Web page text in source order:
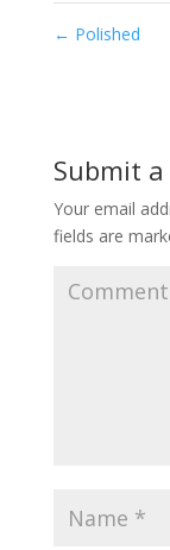
← Polished
Submit
Your email
fields are